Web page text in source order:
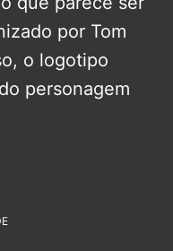
por Tom
o logotipo
personagem